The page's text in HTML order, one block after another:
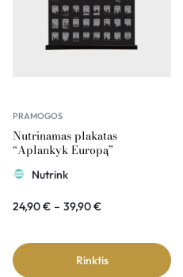
PRAMOGOS
Nutrinamas plakatas
“Aplankyk Europą”
Nutrink
24,90€ – 39,90€
Rinktis